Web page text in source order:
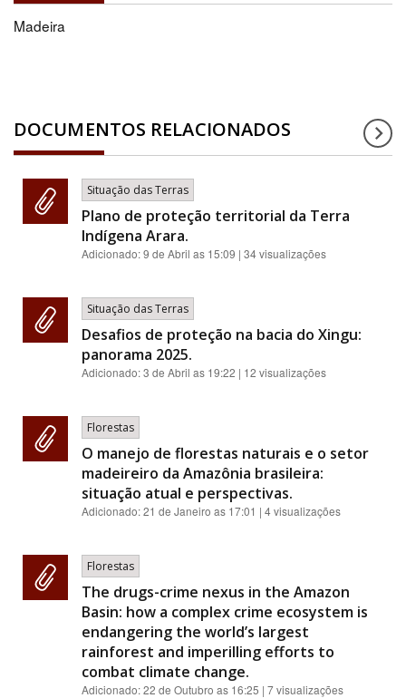
Madeira
DOCUMENTOS RELACIONADOS
Situação das Terras
Plano de proteção territorial da Terra
Indígena Arara.
Adicionado:9 de Abril as 15:09 | 34 visualizações
Situação das Terras
Desafios de proteção na bacia do Xingu:
panorama 2025.
Adicionado:3 de Abril as 19:22 | 12 visualizações
Florestas
O manejo de florestas naturais e o setor
madeireiro da Amazônia brasileira:
situação atual e perspectivas.
Adicionado:21 de Janeiro as 17:01 | 4 visualizações
Florestas
The drugs-crime nexus in the Amazon
Basin: how a complex crime ecosystem is
endangering the world’s largest
rainforest and imperilling efforts to
combat climate change.
Adicionado:22 de Outubro as 16:25 | 7 visualizações